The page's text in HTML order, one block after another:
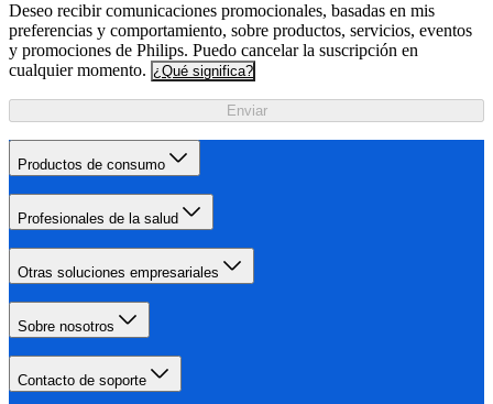
Deseo recibir comunicaciones promocionales, basadas en mis
preferencias y comportamiento, sobre productos, servicios, eventos
y promociones de Philips. Puedo cancelar la suscripción en
cualquier momento. ¿Qué significa?
Enviar
Productos de consumo
Profesionales de la salud
Otras soluciones empresariales
Sobre nosotros
Contacto de soporte